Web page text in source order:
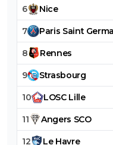
6 Nice
7 Paris Saint
8 Rennes
9 Strasbourg
10 LOSC Lille
11 Angers SCO
12 Le Havre